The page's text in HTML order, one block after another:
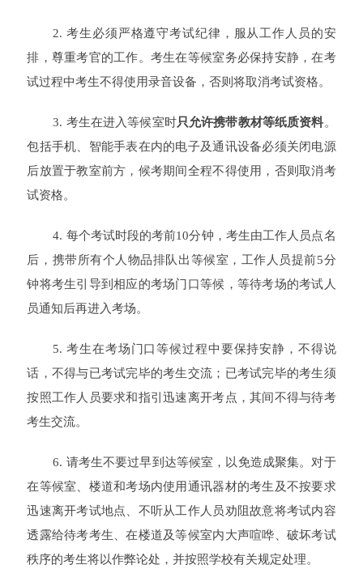
2. 考生必须严格遵守考试纪律，服从工作人员的安
排，尊重考官的工作。考生在等候室务必保持安静，在考
试过程中考生不得使用录音设备，否则将取消考试资格。
3. 考生在进入等候室时只允许携带教材等纸质资料。
包括手机、智能手表在内的电子及通讯设备必须关闭电源
后放置于教室前方，候考期间全程不得使用，否则取消考
试资格。
4. 每个考试时段的考前10分钟，考生由工作人员点名
后，携带所有个人物品排队出等候室，工作人员提前5分
钟将考生引导到相应的考场门口等候，等待考场的考试人
员通知后再进入考场。
5. 考生在考场门口等候过程中要保持安静，不得说
话，不得与已考试完毕的考生交流；已考试完毕的考生须
按照工作人员要求和指引迅速离开考点，其间不得与待考
考生交流。
6. 请考生不要过早到达等候室，以免造成聚集。 对于
在等候室、楼道和考场内使用通讯器材的考生及不按要求
迅速离开考试地点、不听从工作人员劝阻故意将考试内容
透露给待考考生、在楼道及等候室内大声喧哗、破坏考试
秩序的考生将以作弊论处，并按照学校有关规定处理。